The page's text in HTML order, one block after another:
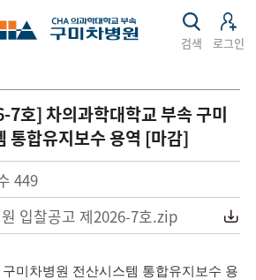
검색 로그인
7호] 차의과학대학교 부속 구미
통합유지보수 용역 [마감]
449
입찰공고 제2026-7호.zip
미차병원 전산시스템 통합유지보수 용